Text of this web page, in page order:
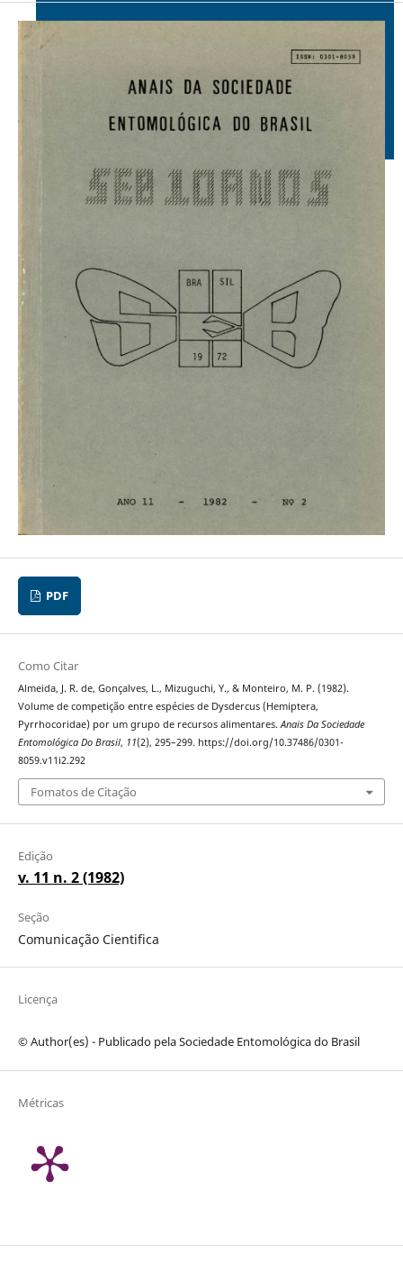
PDF
Como Citar
Almeida, J. R. de, Gonçalves, L., Mizuguchi, Y., & Monteiro, M. P. (1982).
Volume de competição entre espécies de Dysdercus (Hemiptera,
Pyrrhocoridae) por um grupo de recursos alimentares. Anais Da Sociedade
Entomológica Do Brasil, 11(2), 295–299. https://doi.org/10.37486/0301-
8059.v11i2.292
Fomatos de Citação
Edição
v. 11 n. 2 (1982)
Seção
Comunicação Cientifica
Licença
© Author(es) - Publicado pela Sociedade Entomológica do Brasil
Métricas